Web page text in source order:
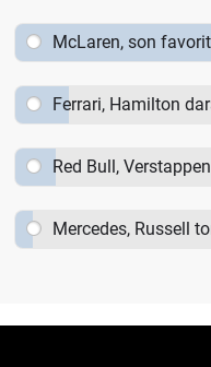
McLaren, son
Ferrari, Hamilton
Red Bull,
Mercedes, Russell